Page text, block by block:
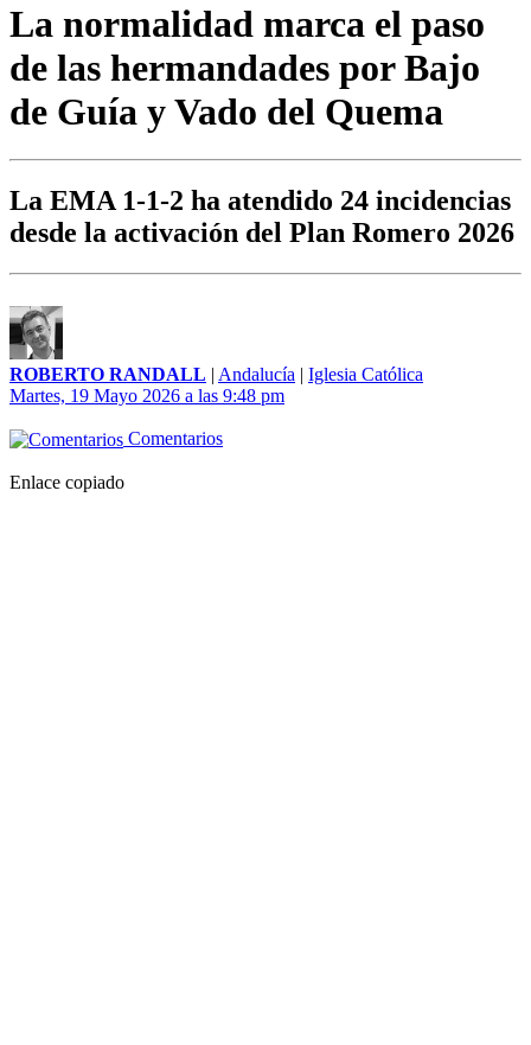
La normalidad marca el paso
de las hermandades por Bajo
de Guía y Vado del Quema
La EMA 1-1-2 ha atendido 24 incidencias
desde la activación del Plan Romero 2026
ROBERTO RANDALL | Andalucía | Iglesia Católica
Martes, 19 Mayo 2026 a las 9:48 pm
Comentarios
Enlace copiado